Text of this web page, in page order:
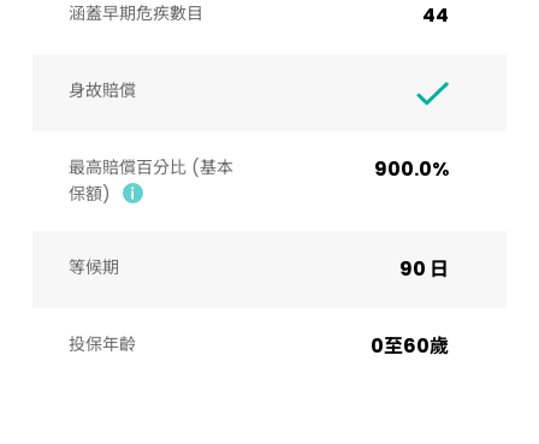
涵蓋早期危疾數目 44
身故賠償
最高賠償百分比 (基本
保額)
900.0%
等候期 90 日
投保年齡 0至60歲